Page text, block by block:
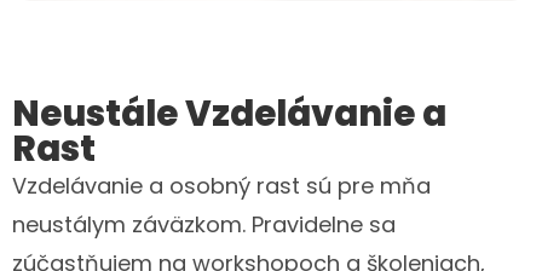
Neustále Vzdelávanie a
Rast
Vzdelávanie a osobný rast sú pre mňa
neustálym záväzkom. Pravidelne sa
zúčastňujem na workshopoch a školeniach,